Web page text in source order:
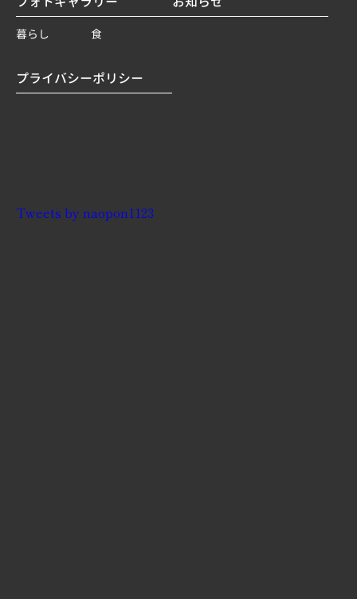
暮らし 食
プライバシーポリシー
Tweets by naopon1123